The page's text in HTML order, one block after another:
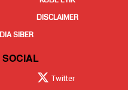
DISCLAIMER
SIBER
Twitter